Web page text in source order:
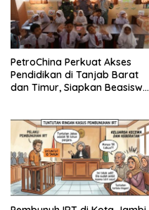
PetroChina Perkuat Akses
Pendidikan di Tanjab Barat
dan Timur, Siapkan Beasiswa